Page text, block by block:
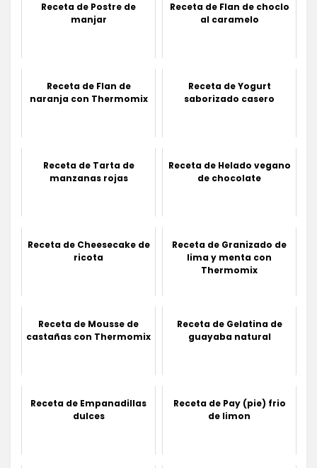
Receta de Postre de
manjar
Receta de Flan de choclo
al caramelo
Receta de Flan de
naranja con Thermomix
Receta de Yogurt
saborizado casero
Receta de Tarta de
manzanas rojas
Receta de Helado vegano
de chocolate
Receta de Cheesecake de
ricota
Receta de Granizado de
lima y menta con
Thermomix
Receta de Mousse de
castañas con Thermomix
Receta de Gelatina de
guayaba natural
Receta de Empanadillas
dulces
Receta de Pay (pie) frio
de limon